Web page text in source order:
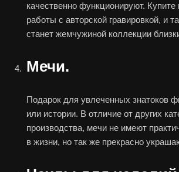
качественно функционируют. Купите
работы с авторской гравировкой, и
станет жемчужиной коллекции
Мечи.
Подарок для увлеченных знатоков
или истории. В отличие от других
производства, мечи не имеют
в жизни, но так же прекрасно